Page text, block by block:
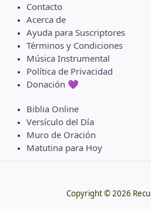
Contacto
Acerca de
Ayuda para Suscriptores
Términos y Condiciones
Música Instrumental
Política de Privacidad
Donación 💜
Biblia Online
Versículo del Día
Muro de Oración
Matutina para Hoy
Copyright © 2026